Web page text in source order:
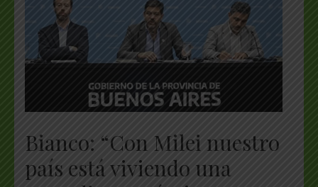
Bianco: “Con Milei nuestro
país está viviendo una